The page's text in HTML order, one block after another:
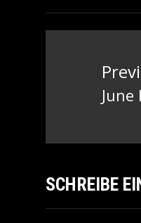
June
SCHREIBE